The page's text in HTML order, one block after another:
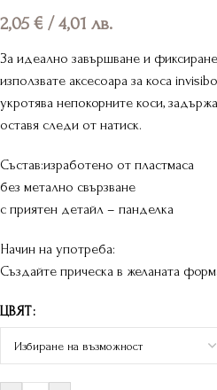
2,05 € / 4,01 лв.
За идеално завършване и
използвате аксесоара за коса
укротява непокорните коси,
оставя следи от натиск.
Състав:изработено от пластмаса
без метално свързване
с приятен детайл – панделка
Начин на употреба:
Създайте прическа в желаната
ЦВЯТ